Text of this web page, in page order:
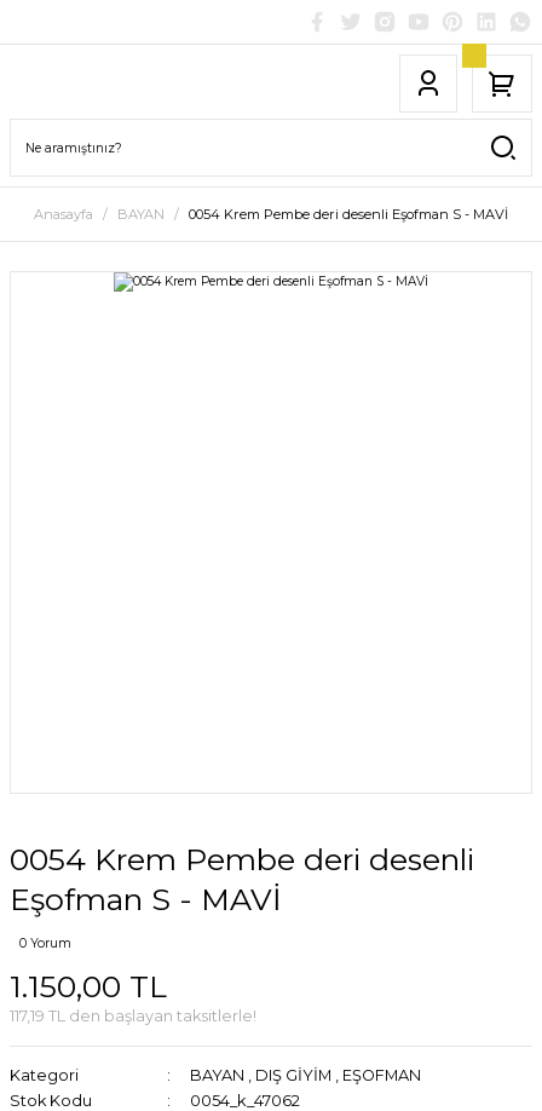
Anasayfa BAYAN 0054 Krem Pembe deri desenli Eşofman S - MAVİ
0054 Krem Pembe deri desenli
Eşofman S - MAVİ
0 Yorum
1.150,00 TL
117,19 TL den başlayan taksitlerle!
Kategori BAYAN , DIŞ GİYİM , EŞOFMAN
Stok Kodu
0054_k_47062